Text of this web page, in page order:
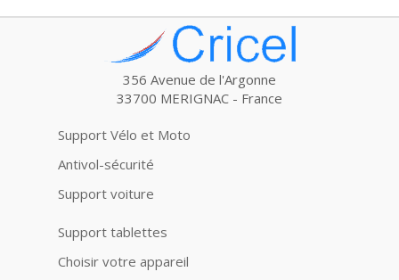
356 Avenue de l'Argonne
33700 MERIGNAC - France
Support Vélo et Moto
Antivol-sécurité
Support voiture
Support tablettes
Choisir votre appareil